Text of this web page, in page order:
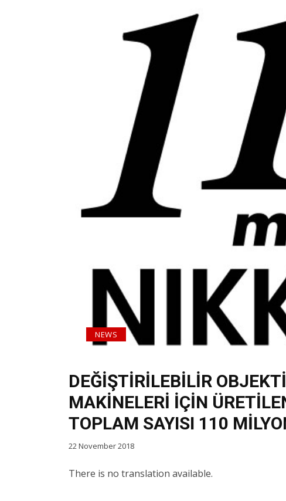
DEĞİŞTİRİLEBİLİR
MAKİNELERİ İÇİN
TOPLAM SAYISI 110
NEWS
22 November 2018
There is no translation available.